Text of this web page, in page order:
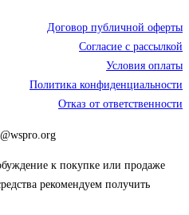
Договор публичной оферты
Согласие с рассылкой
Условия оплаты
Политика конфиденциальности
Отказ от ответственности
к покупке или продаже
рекомендуем получить